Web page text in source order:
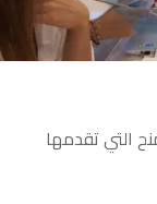
التي تقدمها